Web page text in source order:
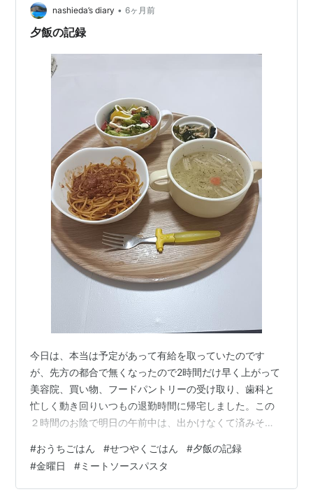
を入れ、弱火でじっくりと炒める。 濃いきつね色にな…
nashieda’s diary • 6ヶ月前
夕飯の記録
今日は、本当は予定があって有給を取っていたのです
が、先方の都合で無くなったので2時間だけ早く上がって
美容院、買い物、フードパントリーの受け取り、歯科と
忙しく動き回りいつもの退勤時間に帰宅しました。この
２時間のお陰で明日の午前中は、出かけなくて済みそう
を浴びたら足がピリピリしました。今夜は、湯たんぽで
暖まりながら眠りにつこうと思います。 本日の夕飯です
・ミートソースパスタ ・押し麦のスープ ・サラダ（レタ
#おうちごはん #せつやくごはん #夕飯の記録
#金曜日 #ミートソースパスタ